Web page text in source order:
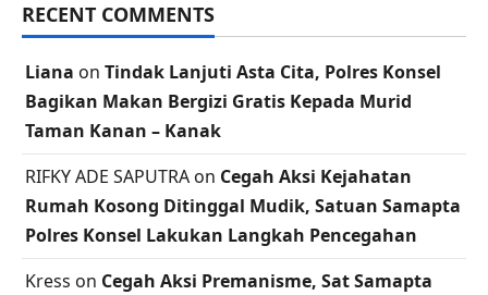
RECENT COMMENTS
Liana on Tindak Lanjuti Asta Cita, Polres Konsel
Bagikan Makan Bergizi Gratis Kepada Murid
Taman Kanan – Kanak
RIFKY ADE SAPUTRA on Cegah Aksi Kejahatan
Rumah Kosong Ditinggal Mudik, Satuan Samapta
Polres Konsel Lakukan Langkah Pencegahan
Kress on Cegah Aksi Premanisme, Sat Samapta